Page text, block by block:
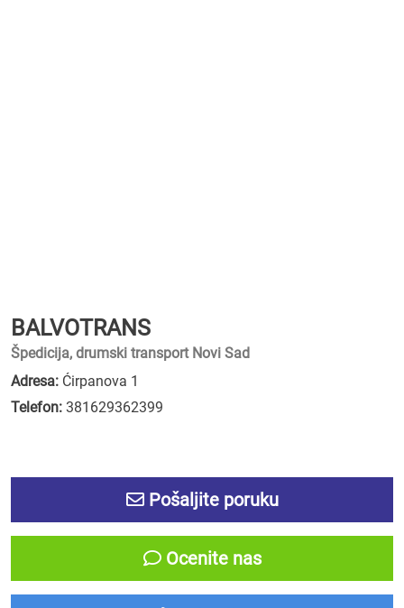
BALVOTRANS
Špedicija, drumski transport Novi Sad
Adresa: Ćirpanova 1
Telefon: 381629362399
Pošaljite poruku
Ocenite nas